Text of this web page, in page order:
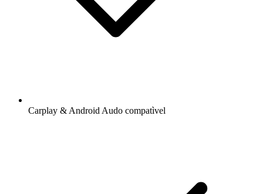
Carplay & Android Audo compatìvel